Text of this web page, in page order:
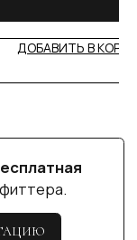
ДОБАВИТЬ В